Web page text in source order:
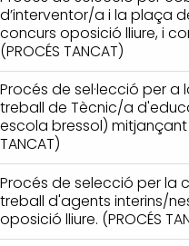
d’interventor/a i la plaça
concurs oposició lliure, i
(PROCÉS TANCAT)
Procés de sel·lecció per
treball de Tècnic/a
escola bressol) mitjançant
TANCAT)
Procés de selecció per la
treball d'agents interins/
oposició lliure. (PROCÉS